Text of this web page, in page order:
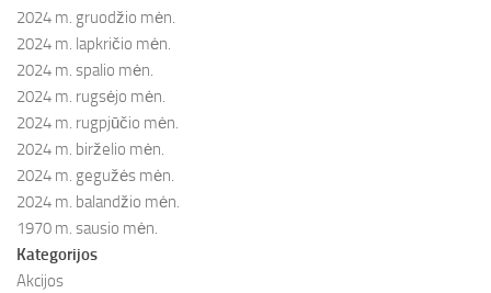
2024 m. gruodžio mėn.
2024 m. lapkričio mėn.
2024 m. spalio mėn.
2024 m. rugsėjo mėn.
2024 m. rugpjūčio mėn.
2024 m. birželio mėn.
2024 m. gegužės mėn.
2024 m. balandžio mėn.
1970 m. sausio mėn.
Kategorijos
Akcijos